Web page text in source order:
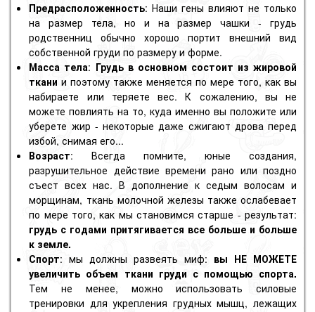
Предрасположенность: Наши гены влияют не только
на размер тела, но и на размер чашки - грудь
родственниц обычно хорошо портит внешний вид
собственной груди по размеру и форме.
Масса тела: Грудь в основном состоит из жировой
ткани и поэтому также меняется по мере того, как вы
набираете или теряете вес. К сожалению, вы не
можете повлиять на то, куда именно вы положите или
уберете жир - некоторые даже сжигают дрова перед
избой, снимая его...
Возраст: Всегда помните, юные создания,
разрушительное действие времени рано или поздно
съест всех нас. В дополнение к седым волосам и
морщинам, ткань молочной железы также ослабевает
по мере того, как мы становимся старше - результат:
грудь с годами притягивается все больше и больше
к земле.
Спорт: мы должны развеять миф: вы НЕ МОЖЕТЕ
увеличить объем ткани груди с помощью спорта.
Тем не менее, можно использовать силовые
тренировки для укрепления грудных мышц, лежащих